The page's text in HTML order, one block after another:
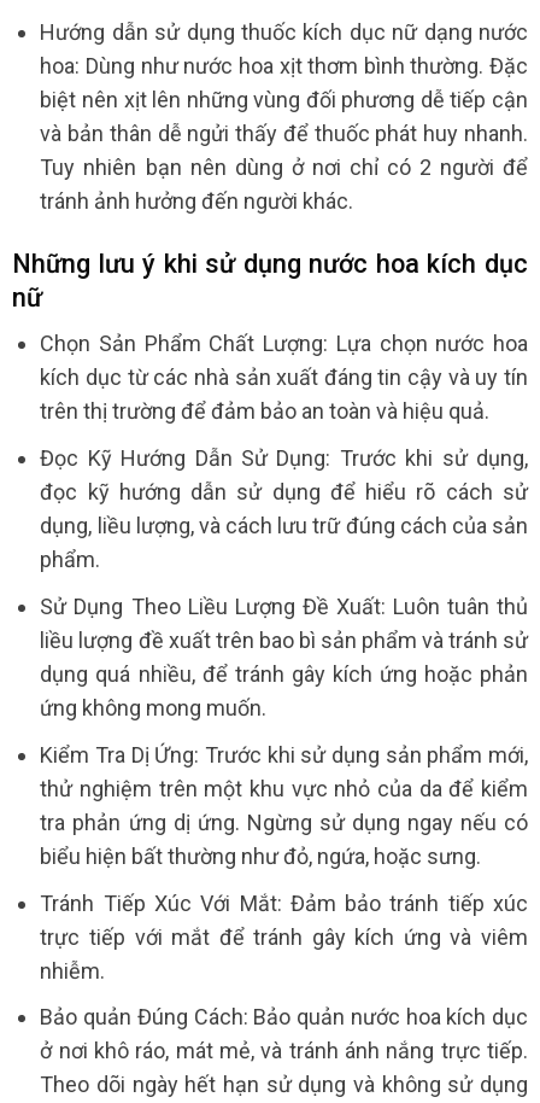
Hướng dẫn sử dụng thuốc kích dục nữ dạng nước
hoa: Dùng như nước hoa xịt thơm bình thường. Đặc
biệt nên xịt lên những vùng đối phương dễ tiếp cận
và bản thân dễ ngửi thấy để thuốc phát huy nhanh.
Tuy nhiên bạn nên dùng ở nơi chỉ có 2 người để
tránh ảnh hưởng đến người khác.
Những lưu ý khi sử dụng nước hoa kích dục
nữ
Chọn Sản Phẩm Chất Lượng: Lựa chọn nước hoa
kích dục từ các nhà sản xuất đáng tin cậy và uy tín
trên thị trường để đảm bảo an toàn và hiệu quả.
Đọc Kỹ Hướng Dẫn Sử Dụng: Trước khi sử dụng,
đọc kỹ hướng dẫn sử dụng để hiểu rõ cách sử
dụng, liều lượng, và cách lưu trữ đúng cách của sản
phẩm.
Sử Dụng Theo Liều Lượng Đề Xuất: Luôn tuân thủ
liều lượng đề xuất trên bao bì sản phẩm và tránh sử
dụng quá nhiều, để tránh gây kích ứng hoặc phản
ứng không mong muốn.
Kiểm Tra Dị Ứng: Trước khi sử dụng sản phẩm mới,
thử nghiệm trên một khu vực nhỏ của da để kiểm
tra phản ứng dị ứng. Ngừng sử dụng ngay nếu có
biểu hiện bất thường như đỏ, ngứa, hoặc sưng.
Tránh Tiếp Xúc Với Mắt: Đảm bảo tránh tiếp xúc
trực tiếp với mắt để tránh gây kích ứng và viêm
nhiễm.
Bảo quản Đúng Cách: Bảo quản nước hoa kích dục
ở nơi khô ráo, mát mẻ, và tránh ánh nắng trực tiếp.
Theo dõi ngày hết hạn sử dụng và không sử dụng